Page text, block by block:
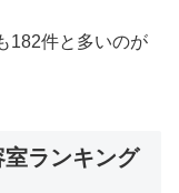
182件と多いのが
ランキング